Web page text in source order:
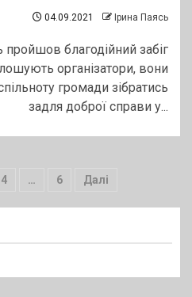
04.09.2021 Ірина Паясь
пройшов благодійний забіг
організатори, вони
громади зібратись
задля доброї справи у...
4 … 6 Далі